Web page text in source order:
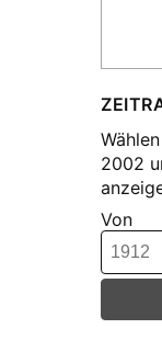
2002
Von